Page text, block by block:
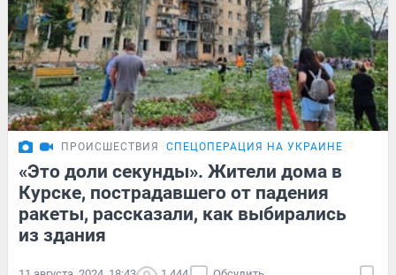
ПРОИСШЕСТВИЯ СПЕЦОПЕРАЦИЯ НА УКРАИНЕ
«Это доли секунды». Жители дома в
Курске, пострадавшего от падения
ракеты, рассказали, как выбирались
из здания